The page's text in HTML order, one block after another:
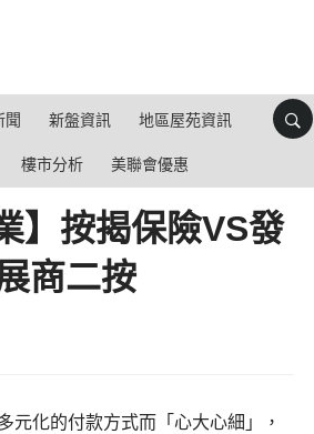
聞 新盤資訊 地區屋苑資訊
樓市分析 美聯會優惠
】按揭保險VS發
商二按
元化的付款方式而「心大心細」，